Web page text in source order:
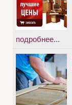
подробнее...